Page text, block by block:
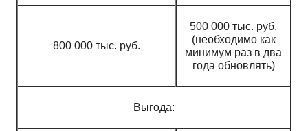
800 000 тыс. руб.
500 000 тыс. руб.
(необходимо как
минимум раз в два
года обновлять)
Выгода: